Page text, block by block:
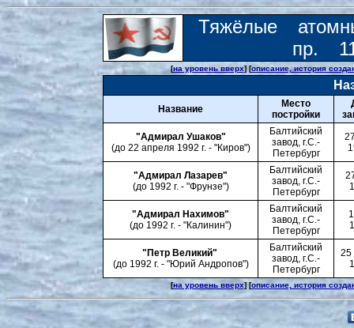
Тяжёлые
пр.
[на уровень вверх] [описание, история
Название
Место
постройки
"Адмирал Ушаков"
(до 22 апреля 1992 г. - "Киров")
Балтийский
завод, г.С.-
Петербург
"Адмирал Лазарев"
(до 1992 г. - "Фрунзе")
Балтийский
завод, г.С.-
Петербург
"Адмирал Нахимов"
(до 1992 г. - "Калинин")
Балтийский
завод, г.С.-
Петербург
"Петр Великий"
(до 1992 г. - "Юрий Андропов")
Балтийский
завод, г.С.-
Петербург
25
[на уровень вверх] [описание, история